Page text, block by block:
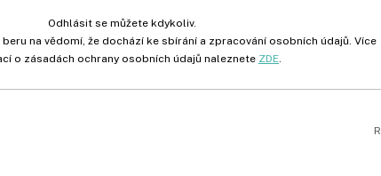
Odhlásit se můžete kdykoliv.
na vědomí, že dochází ke sbírání a zpracování osobních údajů. Více
o zásadách ochrany osobních údajů naleznete ZDE.